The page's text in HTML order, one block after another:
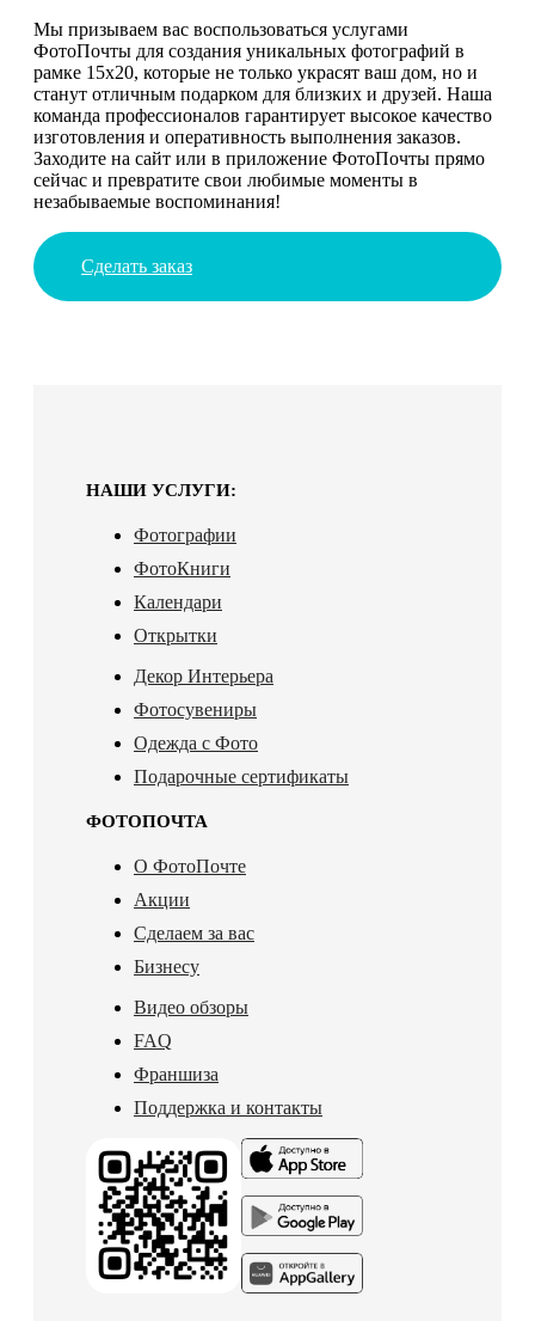
Мы призываем вас воспользоваться услугами
ФотоПочты для создания уникальных фотографий в
рамке 15х20, которые не только украсят ваш дом, но и
станут отличным подарком для близких и друзей. Наша
команда профессионалов гарантирует высокое качество
изготовления и оперативность выполнения заказов.
Заходите на сайт или в приложение ФотоПочты прямо
сейчас и превратите свои любимые моменты в
незабываемые воспоминания!
Сделать заказ
НАШИ УСЛУГИ:
Фотографии
ФотоКниги
Календари
Открытки
Декор Интерьера
Фотосувениры
Одежда с Фото
Подарочные сертификаты
ФОТОПОЧТА
О ФотоПочте
Акции
Сделаем за вас
Бизнесу
Видео обзоры
FAQ
Франшиза
Поддержка и контакты